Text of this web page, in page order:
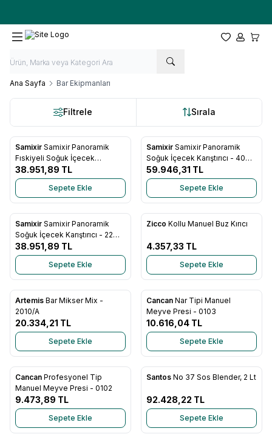
Favorilerim
Hesabım
Ana Sayfa Bar Ekipmanları
Filtrele Sırala
Favorilere Ekle
Samixir Samixir Panoramik
Fıskiyeli Soğuk İçecek
Dispenseri - 22 Litre (Analog)
38.951,89 TL
Sepete Ekle
Favorilere Ekle
Samixir Samixir Panoramik
Soğuk İçecek Karıştırıcı - 40
Litre (Dijital)
59.946,31 TL
Sepete Ekle
Favorilere Ekle
Samixir Samixir Panoramik
Soğuk İçecek Karıştırıcı - 22
Litre (Analog)
38.951,89 TL
Sepete Ekle
Zicco Kollu Manuel Buz Kırıcı
4.357,33 TL
Sepete Ekle
Favorilere Ekle
Artemis Bar Mikser Mix -
2010/A
20.334,21 TL
Sepete Ekle
Favorilere Ekle
Cancan Nar Tipi Manuel
Meyve Presi - 0103
10.616,04 TL
Sepete Ekle
Favorilere Ekle
Cancan Profesyonel Tip
Manuel Meyve Presi - 0102
9.473,89 TL
Sepete Ekle
Santos No 37 Sos Blender, 2 Lt
92.428,22 TL
Sepete Ekle